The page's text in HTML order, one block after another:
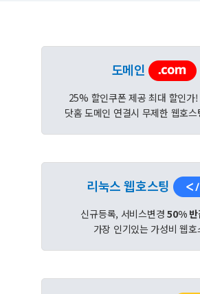
도메인
25% 할인쿠폰 제공 최대 할인가!
닷홈 도메인 연결시 무제한 웹호스
리눅스 웹호스팅
신규등록, 서비스변경50% 반
가장 인기있는 가성비 웹호